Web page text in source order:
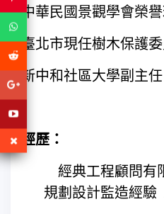
中華民國景觀學會榮
臺北市現任樹木保護
新中和社區大學副主任
經歷：
 經典工程顧問
規劃設計監造經驗